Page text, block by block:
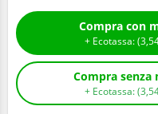
+ Ecotassa: (3,
+ Ecotassa: (3,